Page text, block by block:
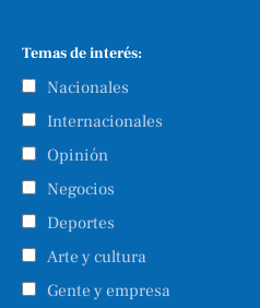
Temas de interés:
Nacionales
Internacionales
Opinión
Negocios
Deportes
Arte y cultura
Gente y empresa